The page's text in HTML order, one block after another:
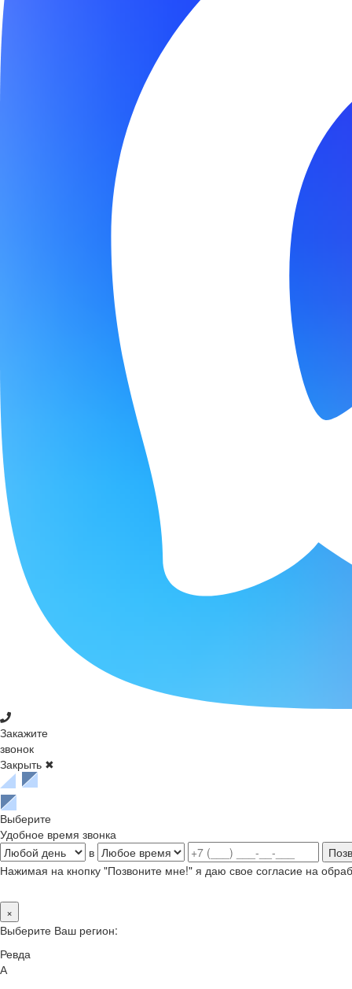
Закажите
звонок
Закрыть ✖
Выберите
Удобное время звонка
в
Нажимая на кнопку "Позвоните мне!" я даю свое согласие на
×
Выберите Ваш регион:
Ревда
А